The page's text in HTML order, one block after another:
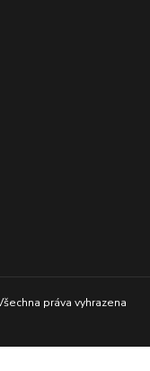
práva vyhrazena